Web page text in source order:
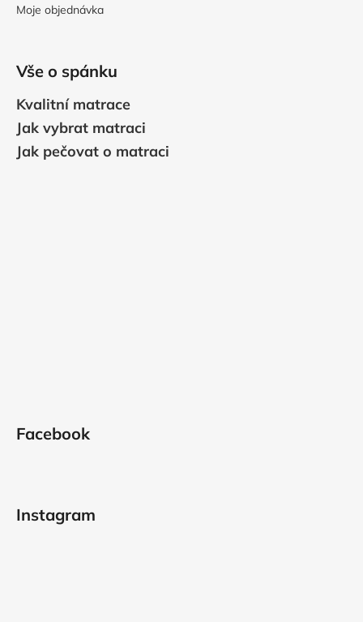
Moje objednávka
Vše o spánku
Kvalitní matrace
Jak vybrat matraci
Jak pečovat o matraci
Facebook
Instagram